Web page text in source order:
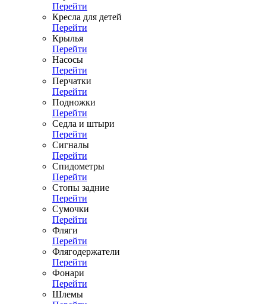
Перейти
Кресла для детей
Перейти
Крылья
Перейти
Насосы
Перейти
Перчатки
Перейти
Подножки
Перейти
Седла и штыри
Перейти
Сигналы
Перейти
Спидометры
Перейти
Стопы задние
Перейти
Сумочки
Перейти
Фляги
Перейти
Флягодержатели
Перейти
Фонари
Перейти
Шлемы